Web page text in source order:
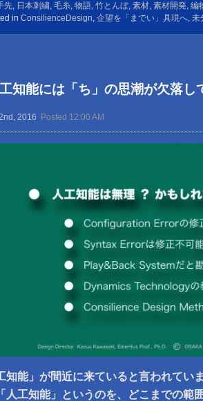
先, 日本刺繍, 毛糸, 物語, 竹とんぼ, 素材, 素材開発, 編
in ConsilienceDesign, 企望を「までい」具現へ, 未
工知能には「ち」の思潮が欠落し
2016 Posted 12:00 AM
知能」が間近に来ていると言われてい
人工知能」というのを、どこまでの範